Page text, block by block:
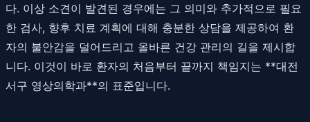
다. 이상 소견이 발견된 경우에는 그 의미와 추가적으로 필요
한 검사, 향후 치료 계획에 대해 충분한 상담을 제공하여 환
자의 불안감을 덜어드리고 올바른 건강 관리의 길을 제시합
니다. 이것이 바로 환자의 처음부터 끝까지 책임지는 **대전
서구 영상의학과**의 표준입니다.